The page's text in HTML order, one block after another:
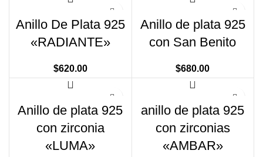
Anillo De Plata 925
«RADIANTE»
$620.00
Anillo de plata 925
con San Benito
$680.00
Anillo de plata 925
con zirconia
«LUMA»
anillo de plata 925
con zirconias
«AMBAR»